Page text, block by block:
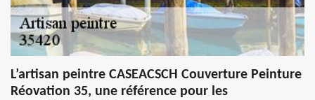
L’artisan peintre CASEACSCH Couverture Peinture
Réovation 35, une référence pour les